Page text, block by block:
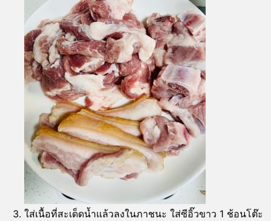
ใส่เนื้อที่สะเด็ดน้ำแล้วลงในภาชนะ ใส่ซีอิ๊วขาว 1 ช้อนโต๊ะ